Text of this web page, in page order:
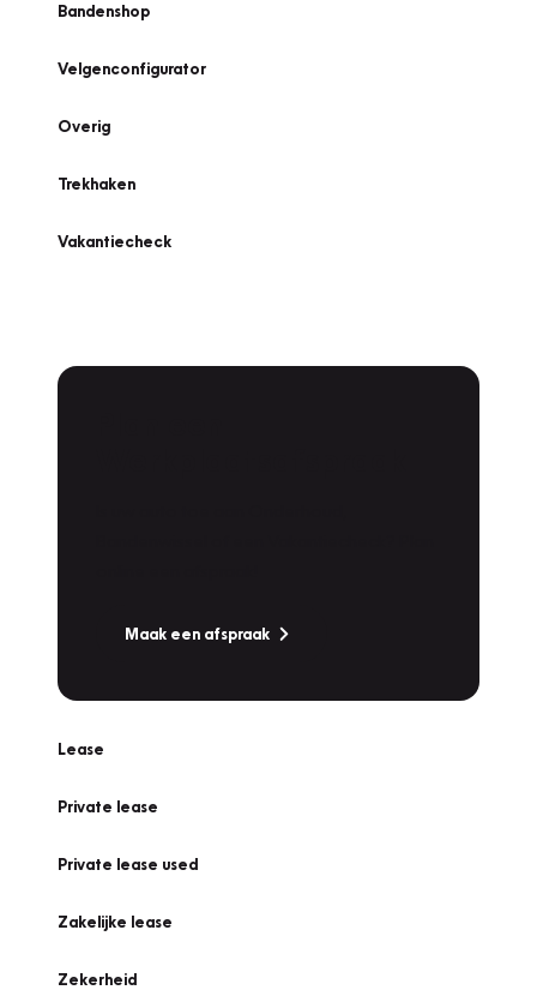
Bandenshop
Velgenconfigurator
Overig
Trekhaken
Vakantiecheck
Maak een afspraak
Lease
Private lease
Private lease used
Zakelijke lease
Zekerheid